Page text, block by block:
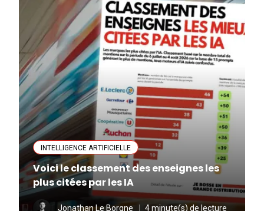
INTELLIGENCE ARTIFICIELLE
Voici le classement des enseignes les
plus citées par les IA
Jonathan Le Borgne 4 minute(s) de lecture